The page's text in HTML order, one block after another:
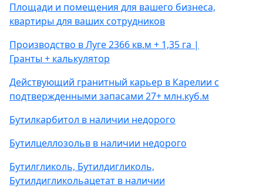
Площади и помещения для вашего бизнеса,
квартиры для ваших сотрудников
Производство в Луге 2366 кв.м + 1,35 га |
Гранты + калькулятор
Действующий гранитный карьер в Карелии с
подтвержденными запасами 27+ млн.куб.м
Бутилкарбитол в наличии недорого
Бутилцеллозольв в наличии недорого
Бутилгликоль, Бутилдигликоль,
Бутилдигликольацетат в наличии